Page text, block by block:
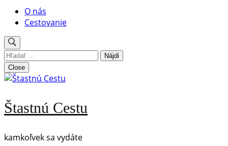
O nás
Cestovanie
Hľadať:
Close
Štastnú Cestu
kamkoľvek sa vydáte